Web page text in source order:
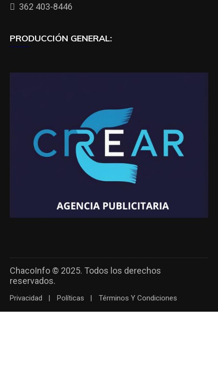
362 403-8446
PRODUCCIÓN GENERAL:
ChacoInfo © 2025. Todos los derechos
reservados.
Privacidad Políticas Términos Y Condiciones